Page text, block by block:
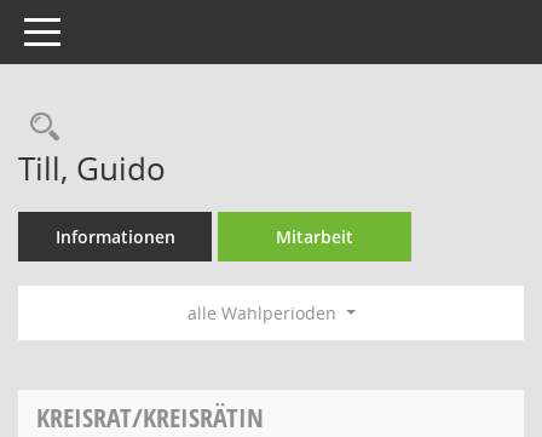
Toggle navigation
Rechercheauswahl
Till, Guido
Informationen Mitarbeit
alle Wahlperioden
KREISRAT/KREISRÄTIN